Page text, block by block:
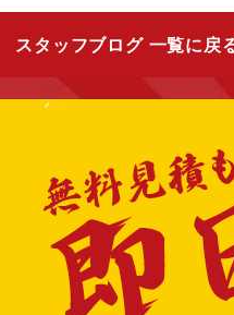
スタッフブログ 一覧に戻
2021/08/05
お盆休みのお知らせ